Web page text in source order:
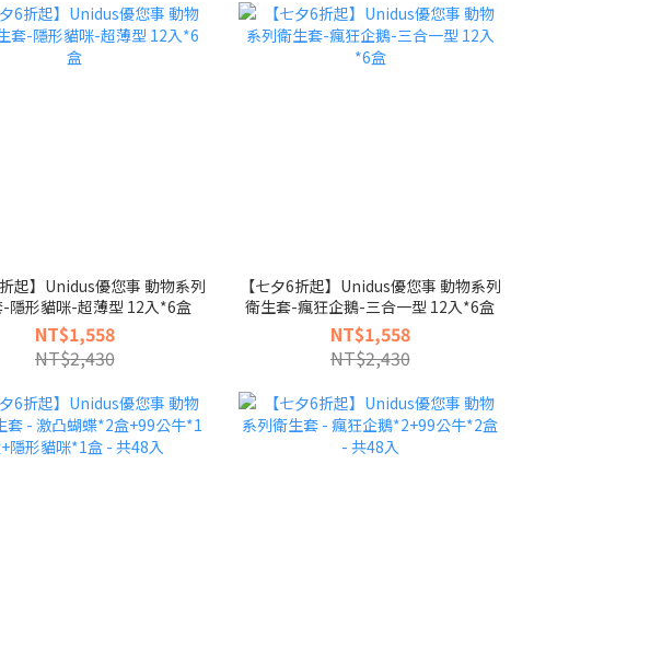
折起】Unidus優您事 動物系列
隱形貓咪-超薄型 12入*6盒
NT$1,558
NT$2,430
【七夕6折起】Unidus優您事 動物系列
衛生套-瘋狂企鵝-三合一型 12入*6盒
NT$1,558
NT$2,430